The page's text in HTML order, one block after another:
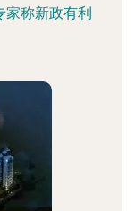
家称新政有利